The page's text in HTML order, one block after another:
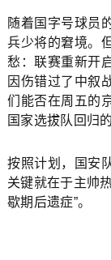
随着国字号球员
兵少将的窘境。
愁：联赛重新开
因伤错过了中叙
们能否在周五的
国家选拔队回归
按照计划，国安
关键就在于主帅
歇期后遗症”。